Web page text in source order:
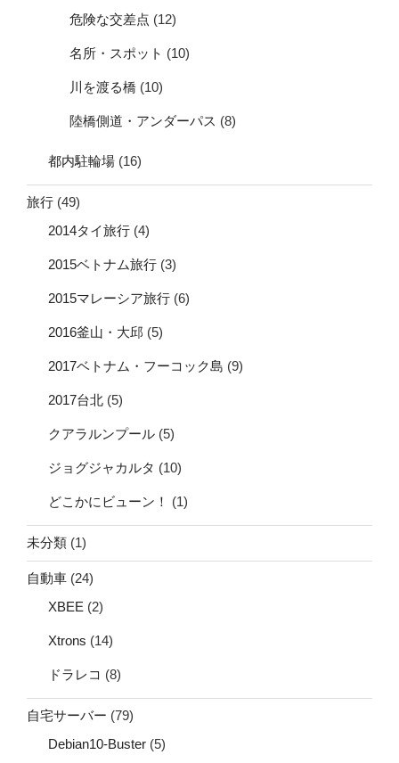
危険な交差点 (12)
名所・スポット (10)
川を渡る橋 (10)
陸橋側道・アンダーパス (8)
都内駐輪場 (16)
旅行 (49)
2014タイ旅行 (4)
2015ベトナム旅行 (3)
2015マレーシア旅行 (6)
2016釜山・大邱 (5)
2017ベトナム・フーコック島 (9)
2017台北 (5)
クアラルンプール (5)
ジョグジャカルタ (10)
どこかにビューン！ (1)
未分類 (1)
自動車 (24)
XBEE (2)
Xtrons (14)
ドラレコ (8)
自宅サーバー (79)
Debian10-Buster (5)